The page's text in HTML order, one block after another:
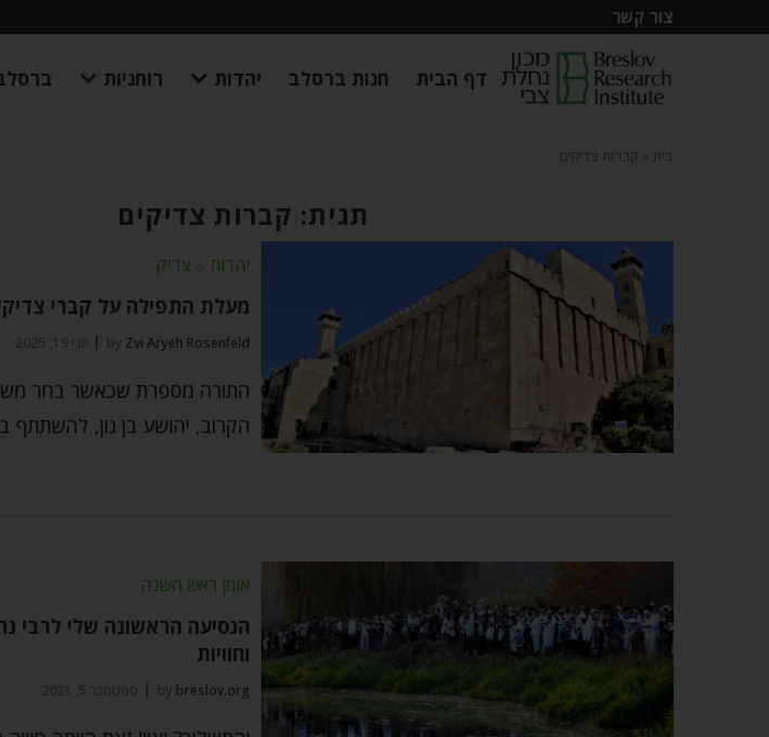
צור קשר
דף הבית חנות ברסלב יהדות רוחניות
בית קברות צדיקים
תגית: קברות צדיקים
יהדות ⬦ צדיק
מעלת התפילה על קברי
by Zvi Aryeh Rosenfeld יוני 19, 2025
התורה מספרת שכאשר בחר
הקרוב, יהושע בן נון, להשתתף
אומן ראש השנה
הנסיעה הראשונה שלי לרבי
וחוויות
by breslov.org ספטמבר 5, 2021